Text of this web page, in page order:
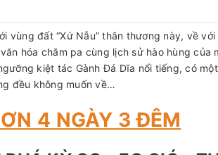
vùng đất “Xứ Nẫu” thân thương này, về
hóa chăm pa cùng lịch sử hào hùng của
kiệt tác Gành Đá Dĩa nổi tiếng, có
đều không muốn về…
4 NGÀY 3 ĐÊM